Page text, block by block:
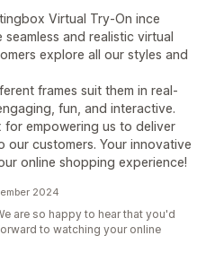
Virtual Try-On ince
seamless and realistic virtual
explore all our styles and
frames suit them in real-
fun, and interactive.
empowering us to deliver
customers. Your innovative
online shopping experience!
2024
are so happy to hear that you'd
to watching your online